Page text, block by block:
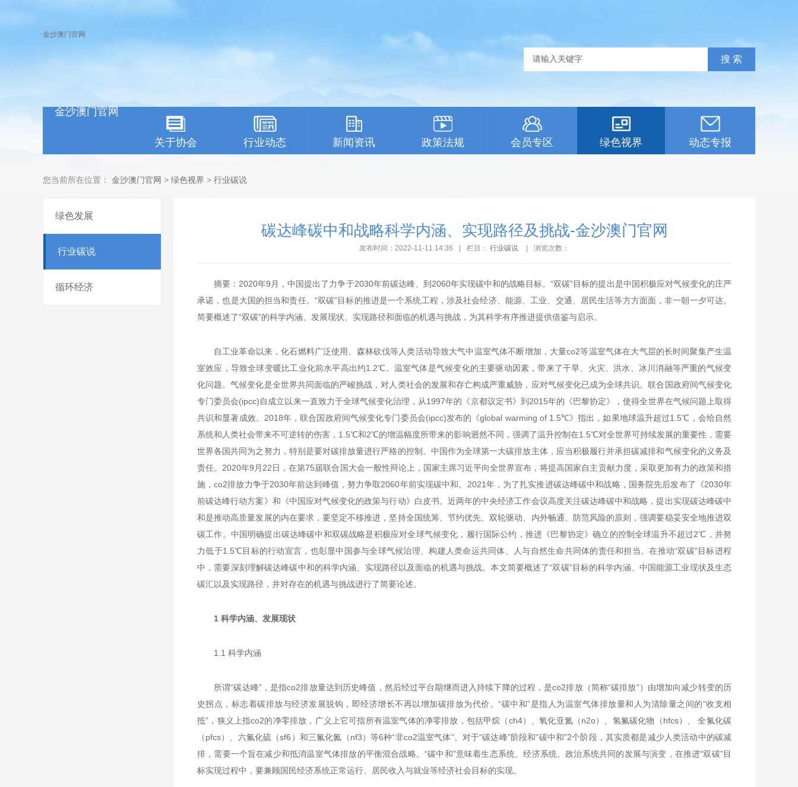
金沙澳门官网
金沙澳门官网
关于协会 行业动态 新闻资讯 政策法规 会员专区 绿色视界 动态专报
您当前所在位置： 金沙澳门官网 > 绿色视界 > 行业碳说
绿色发展
行业碳说
循环经济
碳达峰碳中和战略科学内涵、实现路径及挑战-金沙澳门官网
发布时间：2022-11-11 14:36 栏目： 行业碳说 浏览次数：
摘要：2020年9月，中国提出了力争于2030年前碳达峰、到2060年实现碳中和的战略目标。“双碳”目标的提出是中国积极应对气候变化的庄严
承诺，也是大国的担当和责任。“双碳”目标的推进是一个系统工程，涉及社会经济、能源、工业、交通、居民生活等方方面面，非一朝一夕可达。
简要概述了“双碳”的科学内涵、发展现状、实现路径和面临的机遇与挑战，为其科学有序推进提供借鉴与启示。
自工业革命以来，化石燃料广泛使用、森林砍伐等人类活动导致大气中温室气体不断增加，大量co2等温室气体在大气层的长时间聚集产生温
室效应，导致全球变暖比工业化前水平高出约1.2℃。温室气体是气候变化的主要驱动因素，带来了干旱、火灾、洪水、冰川消融等严重的气候变
化问题。气候变化是全世界共同面临的严峻挑战，对人类社会的发展和存亡构成严重威胁，应对气候变化已成为全球共识。联合国政府间气候变化
专门委员会(ipcc)自成立以来一直致力于全球气候变化治理，从1997年的《京都议定书》到2015年的《巴黎协定》，使得全世界在气候问题上取得
共识和显著成效。2018年，联合国政府间气候变化专门委员会(ipcc)发布的《global warming of 1.5℃》指出，如果地球温升超过1.5℃，会给自然
系统和人类社会带来不可逆转的伤害，1.5℃和2℃的增温幅度所带来的影响迥然不同，强调了温升控制在1.5℃对全世界可持续发展的重要性，需要
世界各国共同为之努力，特别是要对碳排放量进行严格的控制。中国作为全球第一大碳排放主体，应当积极履行并承担碳减排和气候变化的义务及
责任。2020年9月22日，在第75届联合国大会一般性辩论上，国家主席习近平向全世界宣布，将提高国家自主贡献力度，采取更加有力的政策和措
施，co2排放力争于2030年前达到峰值，努力争取2060年前实现碳中和。2021年，为了扎实推进碳达峰碳中和战略，国务院先后发布了《2030年
前碳达峰行动方案》和《中国应对气候变化的政策与行动》白皮书。近两年的中央经济工作会议高度关注碳达峰碳中和战略，提出实现碳达峰碳中
和是推动高质量发展的内在要求，要坚定不移推进，坚持全国统筹、节约优先、双轮驱动、内外畅通、防范风险的原则，强调要稳妥安全地推进双
碳工作。中国明确提出碳达峰碳中和双碳战略是积极应对全球气候变化，履行国际公约，推进《巴黎协定》确立的控制全球温升不超过2℃，并努
力低于1.5℃目标的行动宣言，也彰显中国参与全球气候治理、构建人类命运共同体、人与自然生命共同体的责任和担当。在推动“双碳”目标进程
中，需要深刻理解碳达峰碳中和的科学内涵、实现路径以及面临的机遇与挑战。本文简要概述了“双碳”目标的科学内涵、中国能源工业现状及生态
碳汇以及实现路径，并对存在的机遇与挑战进行了简要论述。
1 科学内涵、发展现状
1.1 科学内涵
所谓“碳达峰”，是指co2排放量达到历史峰值，然后经过平台期继而进入持续下降的过程，是co2排放（简称“碳排放”）由增加向减少转变的历
史拐点，标志着碳排放与经济发展脱钩，即经济增长不再以增加碳排放为代价。“碳中和”是指人为温室气体排放量和人为清除量之间的“收支相
抵”，狭义上指co2的净零排放，广义上它可指所有温室气体的净零排放，包括甲烷（ch4）、氧化亚氮（n2o）、氢氟碳化物（hfcs）、 全氟化碳
（pfcs）、六氟化硫（sf6）和三氟化氮（nf3）等6种“非co2温室气体”。对于“碳达峰”阶段和“碳中和”2个阶段，其实质都是减少人类活动中的碳减
排，需要一个旨在减少和抵消温室气体排放的平衡混合战略。“碳中和”意味着生态系统、经济系统、政治系统共同的发展与演变，在推进“双碳”目
标实现过程中，要兼顾国民经济系统正常运行、居民收入与就业等经济社会目标的实现。